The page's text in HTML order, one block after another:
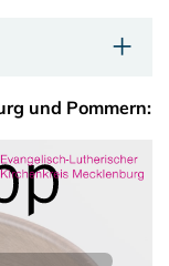
und Pommern: